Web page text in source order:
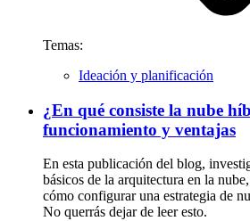
Temas:
Ideación y planificación
¿En qué consiste la nube
funcionamiento y ventajas
En esta publicación del blog,
básicos de la arquitectura en la
cómo configurar una estrategia de
No querrás dejar de leer esto.